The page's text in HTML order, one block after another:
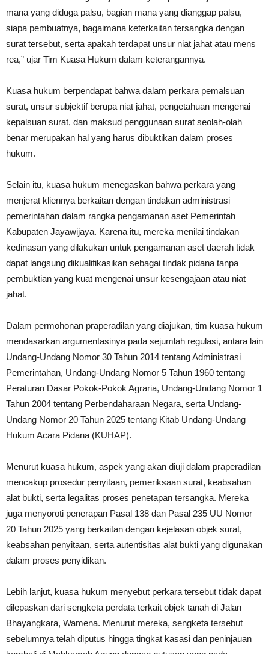
mana yang diduga palsu, bagian mana yang dianggap palsu,
siapa pembuatnya, bagaimana keterkaitan tersangka dengan
surat tersebut, serta apakah terdapat unsur niat jahat atau mens
rea,” ujar Tim Kuasa Hukum dalam keterangannya.
Kuasa hukum berpendapat bahwa dalam perkara pemalsuan
surat, unsur subjektif berupa niat jahat, pengetahuan mengenai
kepalsuan surat, dan maksud penggunaan surat seolah-olah
benar merupakan hal yang harus dibuktikan dalam proses
hukum.
Selain itu, kuasa hukum menegaskan bahwa perkara yang
menjerat kliennya berkaitan dengan tindakan administrasi
pemerintahan dalam rangka pengamanan aset Pemerintah
Kabupaten Jayawijaya. Karena itu, mereka menilai tindakan
kedinasan yang dilakukan untuk pengamanan aset daerah tidak
dapat langsung dikualifikasikan sebagai tindak pidana tanpa
pembuktian yang kuat mengenai unsur kesengajaan atau niat
jahat.
Dalam permohonan praperadilan yang diajukan, tim kuasa hukum
mendasarkan argumentasinya pada sejumlah regulasi, antara lain
Undang-Undang Nomor 30 Tahun 2014 tentang Administrasi
Pemerintahan, Undang-Undang Nomor 5 Tahun 1960 tentang
Peraturan Dasar Pokok-Pokok Agraria, Undang-Undang Nomor 1
Tahun 2004 tentang Perbendaharaan Negara, serta Undang-
Undang Nomor 20 Tahun 2025 tentang Kitab Undang-Undang
Hukum Acara Pidana (KUHAP).
Menurut kuasa hukum, aspek yang akan diuji dalam praperadilan
mencakup prosedur penyitaan, pemeriksaan surat, keabsahan
alat bukti, serta legalitas proses penetapan tersangka. Mereka
juga menyoroti penerapan Pasal 138 dan Pasal 235 UU Nomor
20 Tahun 2025 yang berkaitan dengan kejelasan objek surat,
keabsahan penyitaan, serta autentisitas alat bukti yang digunakan
dalam proses penyidikan.
Lebih lanjut, kuasa hukum menyebut perkara tersebut tidak dapat
dilepaskan dari sengketa perdata terkait objek tanah di Jalan
Bhayangkara, Wamena. Menurut mereka, sengketa tersebut
sebelumnya telah diputus hingga tingkat kasasi dan peninjauan